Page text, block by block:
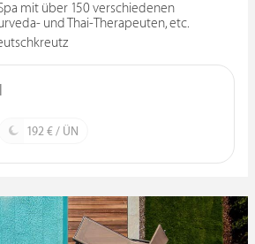
mit über 150 verschiedenen
und Thai-Therapeuten, etc.
192 € / ÜN